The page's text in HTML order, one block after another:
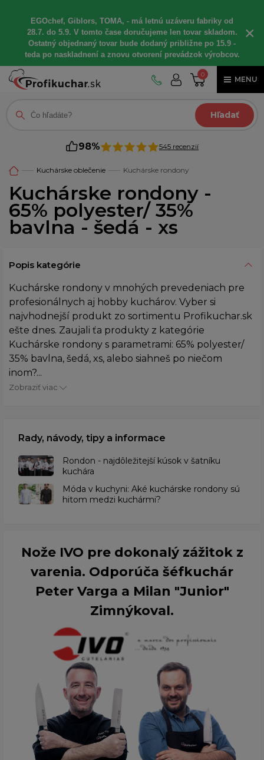
EGOchef, Giblors, TOMA, - má letnú uzáveru fabriky od
28.7. do 5.9. V tomto čase doručujeme len tovar skladom.
Ostatný objednaný tovar bude dodaný približne po 15.9 -
teda po naskladnení a znovu otvorení prevádzok výrobcov.
×
0
MENU
Hľadať
98% 545 recenzií
Kuchárske oblečenie Kuchárske rondony
Kuchárske rondony -
65% polyester/ 35%
bavlna - šedá - xs
Popis kategórie
Kuchárske rondony v mnohých prevedeniach pre
profesionálnych aj hobby kuchárov. Vyber si
najvhodnejší produkt zo sortimentu Profikuchar.sk
ešte dnes. Zaujali ťa produkty z kategórie
Kuchárske rondony s parametrami: 65% polyester/
35% bavlna, šedá, xs, alebo siahneš po niečom
inom?...
Zobraziť viac
Rady, návody, tipy a informace
Rondon - najdôležitejší kúsok v šatníku
kuchára
​Móda v kuchyni: Aké kuchárske rondony sú
hitom medzi kuchármi?
Nože IVO pre dokonalý zážitok z
varenia. Odporúča šéfkuchár
Peter Varga a Milan "Junior"
Zimnýkoval.